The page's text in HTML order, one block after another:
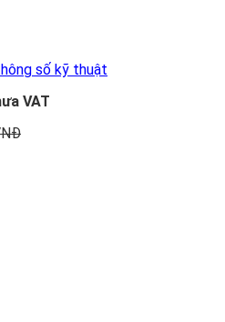
số kỹ thuật
VAT